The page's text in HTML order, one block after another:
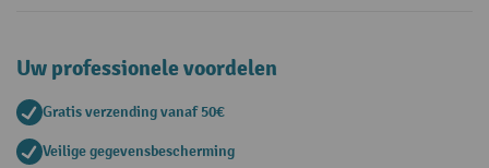
Uw professionele voordelen
Gratis verzending vanaf 50€
Veilige gegevensbescherming